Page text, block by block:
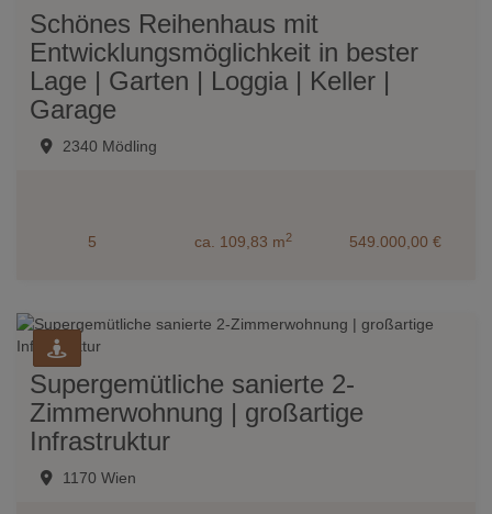
Schönes Reihenhaus mit
Entwicklungsmöglichkeit in bester
Lage | Garten | Loggia | Keller |
Garage
2340 Mödling
5 ca. 109,83 m2 549.000,00 €
Supergemütliche sanierte 2-
Zimmerwohnung | großartige
Infrastruktur
1170 Wien